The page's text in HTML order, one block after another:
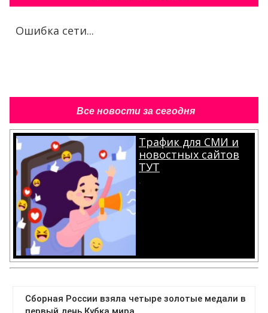
Ошибка сети...
Все новости за сегодня
Трафик для СМИ и
новостных сайтов
ТУТ
.